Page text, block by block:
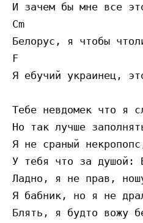
И зачем бы мне все
Cm
Белорус, я чтобы
F
Я ебучий украинец,
Тебе невдомек что я
Но так лучше
Я не сраный
У тебя что за душой:
Ладно, я не прав,
Я бабник, но я не
Блять, я будто вожу